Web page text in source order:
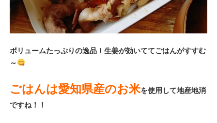
ボリュームたっぷりの逸品！生姜が効いててごはんがすすむ
～
ごはんは愛知県産のお米を使用して地産地消
ですね！！